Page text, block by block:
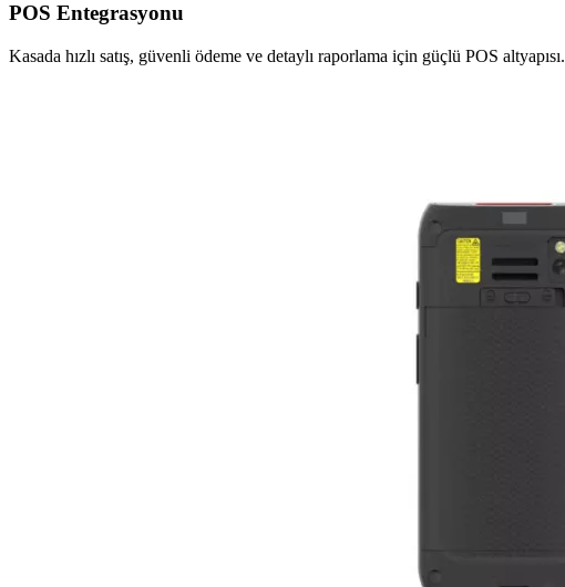
POS Entegrasyonu
Kasada hızlı satış, güvenli ödeme ve detaylı raporlama için güçlü POS altyapısı.